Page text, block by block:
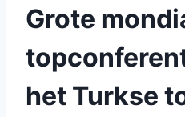
Grote
het Turkse